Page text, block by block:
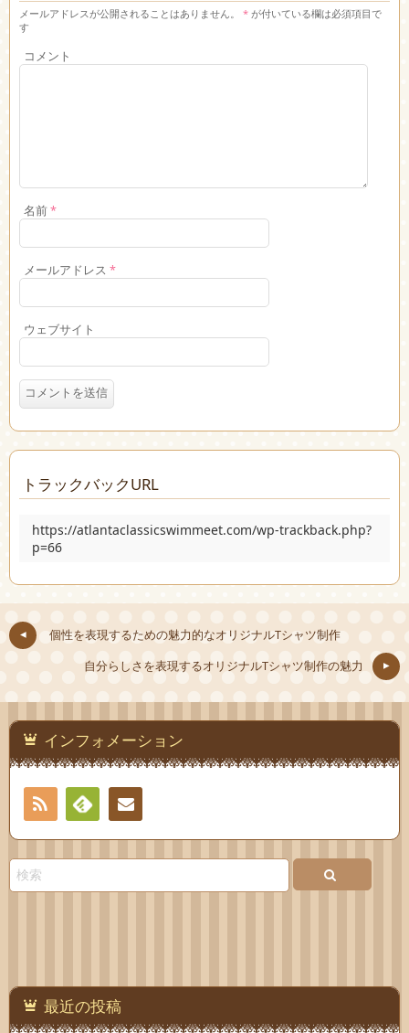
メールアドレスが公開されることはありません。 * が付いている欄は必須項目で
す
コメント
名前*
メールアドレス *
ウェブサイト
トラックバックURL
https://atlantaclassicswimmeet.com/wp-trackback.php?
p=66
個性を表現するための魅力的なオリジナルTシャツ制作
自分らしさを表現するオリジナルTシャツ制作の魅力
インフォメーション
RSS
Feedlyお問
最近の投稿